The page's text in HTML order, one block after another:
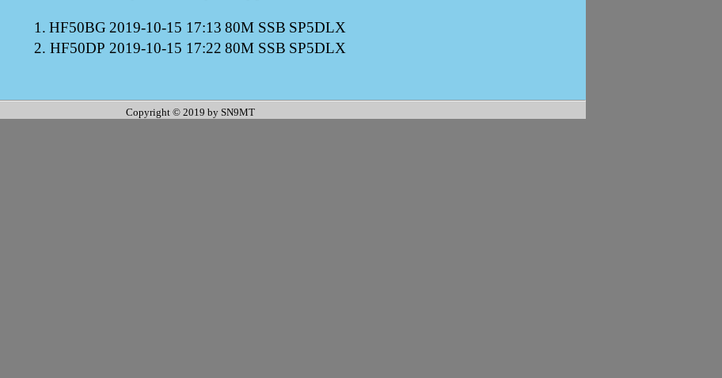
1. HF50BG 2019-10-15 17:13 80M SSB SP5DLX
2. HF50DP 2019-10-15 17:22 80M SSB SP5DLX
Copyright © 2019 by SN9MT